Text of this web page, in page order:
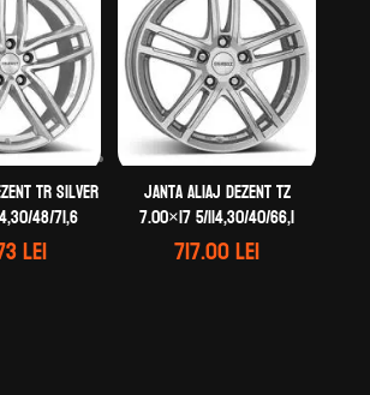
TR silver
48/71,6
lei
Janta aliaj DEZENT TZ
7.00×17 5/114,30/40/66,1
717.00lei